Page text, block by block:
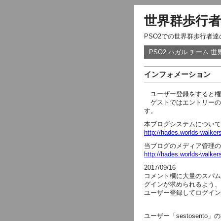
世界群歩行
PSO2での世界群歩行者達
PSO2 ハガル チーム 世
インフォメーション
ユーザー登録をすると権
ゲストではエントリー
す。
本ブログシステムについ
http://hades.worlds-
当ブログのメディア管理
http://hades.worlds-
2017/09/16
コメント欄に大量のスパ
グインが求められるよう
ユーザー登録してログイン
ユーザー「sestosento」